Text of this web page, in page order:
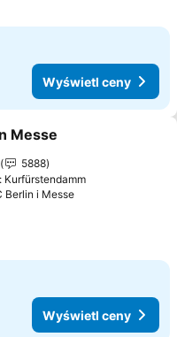
Wyświetl ceny
do ulubionych
Messe
5888
Kurfürstendamm
Berlin i Messe
Wyświetl ceny